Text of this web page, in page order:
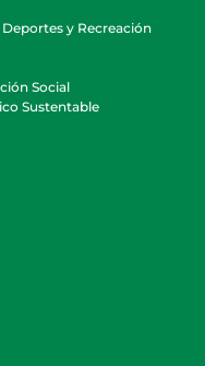
y Recreación
Social
Sustentable